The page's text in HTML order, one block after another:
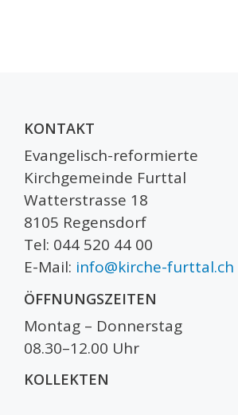
KONTAKT
Evangelisch-reformierte
Kirchgemeinde Furttal
Watterstrasse 18
8105 Regensdorf
Tel: 044 520 44 00
E-Mail: info@kirche-furttal.ch
ÖFFNUNGSZEITEN
Montag – Donnerstag
08.30–12.00 Uhr
KOLLEKTEN